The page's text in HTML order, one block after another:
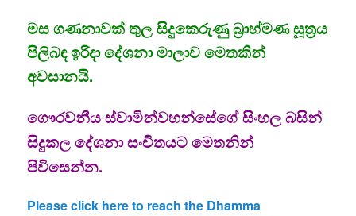
මස ගණනාවක් තුල සිදුකෙරුණු බ්‍රාහ්මණ සූත්‍රය
පිලිබඳ ඉරිදා දේශනා මාලාව මෙතකින්
අවසානයි.
ගෞරවනීය ස්වාමින්වහන්සේගේ සිංහල බසින්
සිදුකල දේශනා සංචිතයට මෙතනින්
පිවිසෙන්න.
Please click here to reach the Dhamma